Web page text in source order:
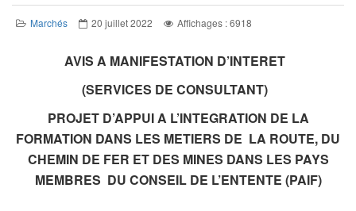
Marchés 20 juillet 2022 Affichages : 6918
AVIS A MANIFESTATION D’INTERET
(SERVICES DE CONSULTANT)
PROJET D’APPUI A L’INTEGRATION DE LA
FORMATION DANS LES METIERS DE LA ROUTE, DU
CHEMIN DE FER ET DES MINES DANS LES PAYS
MEMBRES DU CONSEIL DE L’ENTENTE (PAIF)